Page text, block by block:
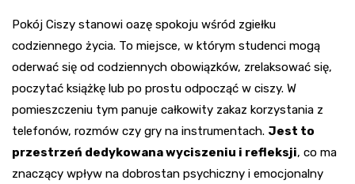
Pokój Ciszy stanowi oazę spokoju wśród zgiełku
codziennego życia. To miejsce, w którym studenci mogą
oderwać się od codziennych obowiązków, zrelaksować się,
poczytać książkę lub po prostu odpocząć w ciszy. W
pomieszczeniu tym panuje całkowity zakaz korzystania z
telefonów, rozmów czy gry na instrumentach. Jest to
przestrzeń dedykowana wyciszeniu i refleksji, co ma
znaczący wpływ na dobrostan psychiczny i emocjonalny